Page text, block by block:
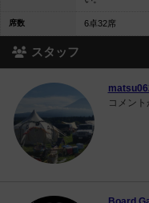
席数 6卓32席
スタッフ
コメント